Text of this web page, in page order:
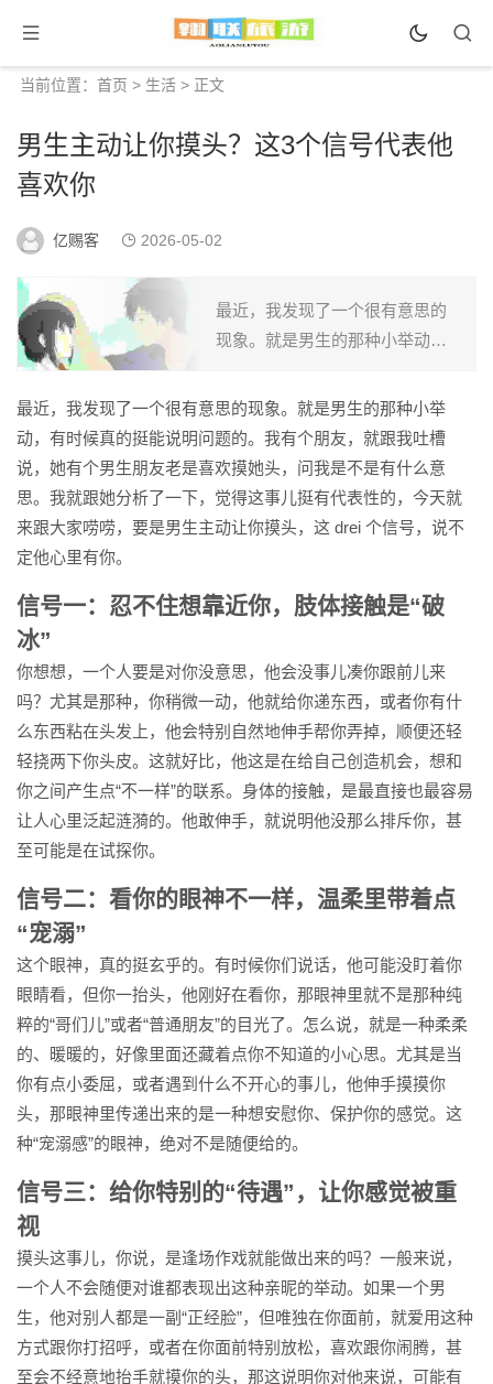
当前位置： 首页 > 生活 > 正文
男生主动让你摸头？这3个信号代表他
喜欢你
亿赐客 2026-05-02
最近，我发现了一个很有意思的
现象。就是男生的那种小举动，
有个朋友，就跟我吐槽说，她有
个男生朋友老是喜欢摸她头，问
我是不是有什么意思。我就跟
她...
最近，我发现了一个很有意思的现象。就是男生的那种小举
动，有时候真的挺能说明问题的。我有个朋友，就跟我吐槽
说，她有个男生朋友老是喜欢摸她头，问我是不是有什么意
思。我就跟她分析了一下，觉得这事儿挺有代表性的，今天就
来跟大家唠唠，要是男生主动让你摸头，这 drei 个信号，说不
定他心里有你。
信号一：忍不住想靠近你，肢体接触是“破
冰”
你想想，一个人要是对你没意思，他会没事儿凑你跟前儿来
吗？尤其是那种，你稍微一动，他就给你递东西，或者你有什
么东西粘在头发上，他会特别自然地伸手帮你弄掉，顺便还轻
轻挠两下你头皮。这就好比，他这是在给自己创造机会，想和
你之间产生点“不一样”的联系。身体的接触，是最直接也最容易
让人心里泛起涟漪的。他敢伸手，就说明他没那么排斥你，甚
至可能是在试探你。
信号二：看你的眼神不一样，温柔里带着点
“宠溺”
这个眼神，真的挺玄乎的。有时候你们说话，他可能没盯着你
眼睛看，但你一抬头，他刚好在看你，那眼神里就不是那种纯
粹的“哥们儿”或者“普通朋友”的目光了。怎么说，就是一种柔柔
的、暖暖的，好像里面还藏着点你不知道的小心思。尤其是当
你有点小委屈，或者遇到什么不开心的事儿，他伸手摸摸你
头，那眼神里传递出来的是一种想安慰你、保护你的感觉。这
种“宠溺感”的眼神，绝对不是随便给的。
信号三：给你特别的“待遇”，让你感觉被重
视
摸头这事儿，你说，是逢场作戏就能做出来的吗？一般来说，
一个人不会随便对谁都表现出这种亲昵的举动。如果一个男
生，他对别人都是一副“正经脸”，但唯独在你面前，就爱用这种
方式跟你打招呼，或者在你面前特别放松，喜欢跟你闹腾，甚
至会不经意地抬手就摸你的头，那这说明你对他来说，可能有